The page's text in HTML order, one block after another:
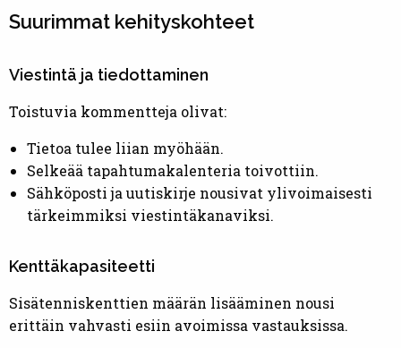
Suurimmat kehityskohteet
Viestintä ja tiedottaminen
Toistuvia kommentteja olivat:
Tietoa tulee liian myöhään.
Selkeää tapahtumakalenteria toivottiin.
Sähköposti ja uutiskirje nousivat ylivoimaisesti
tärkeimmiksi viestintäkanaviksi.
Kenttäkapasiteetti
Sisätenniskenttien määrän lisääminen nousi
erittäin vahvasti esiin avoimissa vastauksissa.